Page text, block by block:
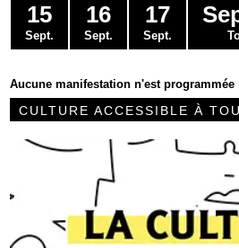
15
Sept.
16
Sept.
17
Sept.
Aucune manifestation n'est programmée
CULTURE ACCESSIBLE À